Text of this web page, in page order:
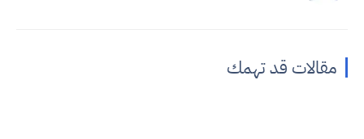
مقالات قد تهمك